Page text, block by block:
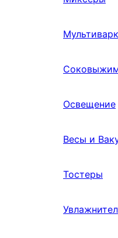
Освещение
Весы и
Тостеры